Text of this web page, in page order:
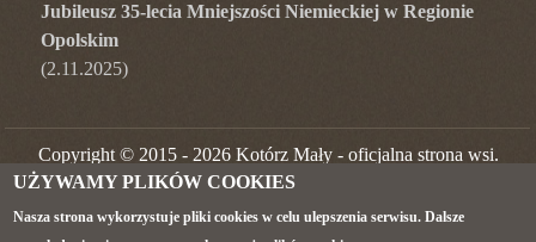
Jubileusz 35-lecia Mniejszości Niemieckiej w Regionie
Opolskim
(2.11.2025)
Copyright © 2015 - 2026 Kotórz Mały - oficjalna strona wsi.
Wszelkie prawa zastrzeżone.
W tej chwili jest 0 użytkowników na stronie.
UŻYWAMY PLIKÓW COOKIES
Nasza strona wykorzystuje pliki cookies w celu ulepszenia serwisu. Dalsze